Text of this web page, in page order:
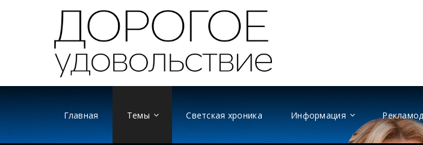
Главная Темы Светская хроника Информация